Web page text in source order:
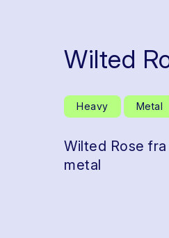
Wilted
Heavy Metal
Wilted Rose
metal